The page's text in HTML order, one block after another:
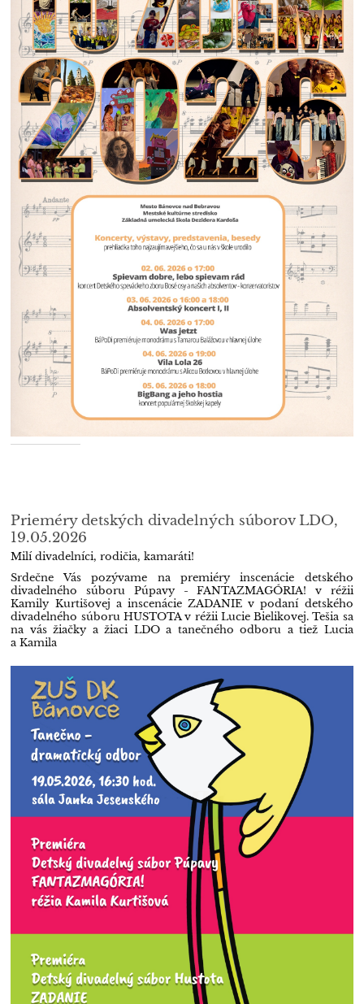
Prieméry detských divadelných súborov LDO,
19.05.2026
Milí divadelníci, rodičia, kamaráti!
Srdečne Vás pozývame na premiéry inscenácie detského
divadelného súboru Púpavy - FANTAZMAGÓRIA! v réžii
Kamily Kurtišovej a inscenácie ZADANIE v podaní detského
divadelného súboru HUSTOTA v réžii Lucie Bielikovej. Tešia sa
na vás žiačky a žiaci LDO a tanečného odboru a tiež Lucia
a Kamila